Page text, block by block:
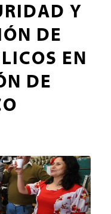
Y
DE
EN
DE